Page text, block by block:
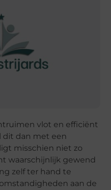
vlot en efficiënt
dit dan met een
misschien niet zo
waarschijnlijk gewend
zelf ter hand te
aan de